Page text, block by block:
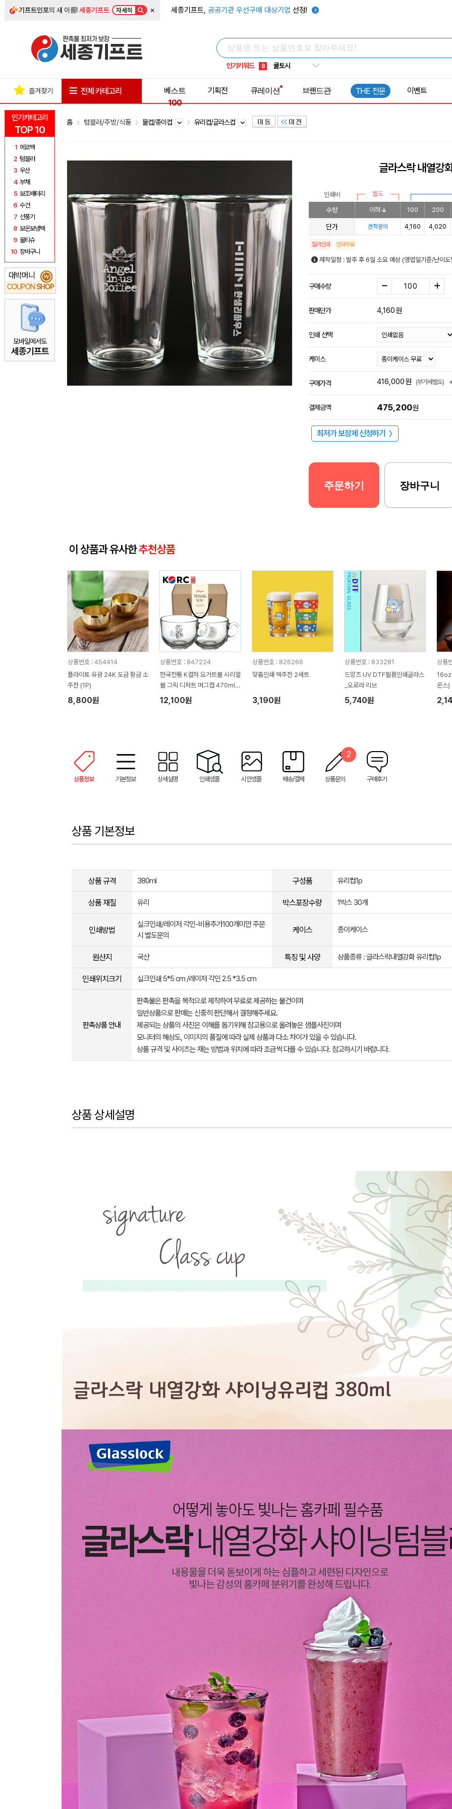
기프트인포의 새 이름!세종기프트 자세히 × 세종기프트, 공공기관 우선구매 대상기업 선정!
인기키워드
5 키캡
8 쿨토시
9 넥쿨러
1 선풍기
인기카테고리
TOP 10
1 에코백
2 텀블러
3 우산
4 부채
5 보조배터리
6 수건
7 선풍기
8 보온보냉백
9 물티슈
10 장바구니
대박머니
COUPON SHOP
₩
모바일에서도
세종기프트
즐겨찾기 전체 카테고리
베스트
100
기획전 큐레이션 브랜드관 THE 전문 이벤트
홈 텀블러/주방/식품 물컵/종이컵 유리컵/글라스컵
글라스락 내열강
인쇄비 별도
수량 이하 100 200
단가 견적문의 4,160 4,020
칼라인쇄 인쇄무료
제작일정 : 발주 후 6일 소요 예상 (영업일기준/난이도
구매수량
판매단가 4,160원
인쇄 선택
케이스
구매가격 416,000원 (부가세별도)
결제금액 475,200원
최저가 보장제 신청하기 〉
주문하기 장바구니
이 상품과 유사한추천상품
상품번호 : 454414
플라이토 유광 24K 도금 황금 소
주잔 (1P)
8,800원
상품번호 : 847224
한국전통 K컬쳐 요거트볼 시리얼
볼 그릭 디저트 머그컵 470ml 2
P 기프팅
12,100원
상품번호 : 826266
맞춤인쇄 맥주잔 2세트
3,190원
상품번호 : 833281
드망즈 UV DTF필름인쇄글라스
_오로라 리브
5,740원
상품
16oz
온스)
상품정보 기본정보 상세설명 인쇄샘플 시안샘플 배송/결제 상품문의
2
구매후기
상품 기본정보
상품 규격 380ml 구성품 유리컵1p
상품 재질 유리 박스포장수량 1박스 30개
인쇄방법
실크인쇄/레이저 각인-비용추가100개미만 주문
시 별도문의
케이스 종이케이스
원산지 국산 특징 및 사양 상품종류 : 글라스락내열강화 유리컵1p
인쇄위치크기 실크인쇄 5*5 cm /레이저 각인 2.5 *3.5 cm
판촉상품 안내
판촉물은 판촉을 목적으로 제작하여 무료로 제공하는 물건이며
일반상품으로 판매는 신중히 판단해서 결정해주세요.
제공되는 상품의 사진은 이해를 돕기위해 참고용으로 올려놓은 샘플사진이며
모니터의 해상도, 이미지의 품질에 따라 실제 상품과 다소 차이가 있을 수 있습니다.
상품 규격 및 사이즈는 재는 방법과 위치에 따라 조금씩 다를 수 있습니다. 참고하시기 바랍니다.
상품 상세설명